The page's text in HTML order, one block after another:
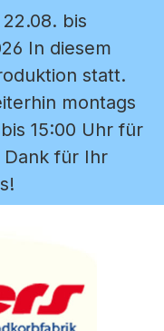
bis
In diesem
statt.
montags
15:00 Uhr für
Dank für Ihr